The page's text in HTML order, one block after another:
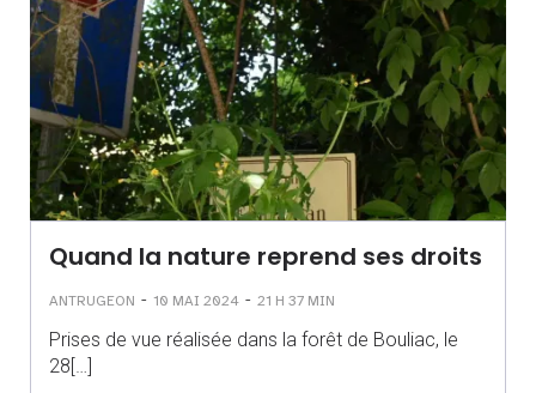
Quand la nature reprend ses droits
ANTRUGEON - 10 MAI 2024 - 21 H 37 MIN
Prises de vue réalisée dans la forêt de Bouliac, le
28[…]